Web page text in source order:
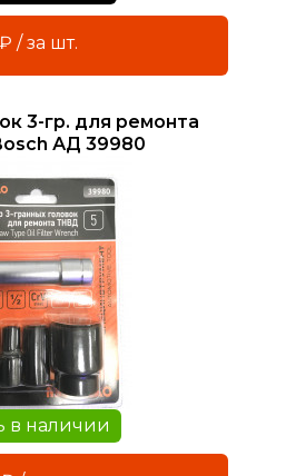
Розница: 1 660 ₽ / за шт.
3-гр. для ремонта
АД 39980
в наличии